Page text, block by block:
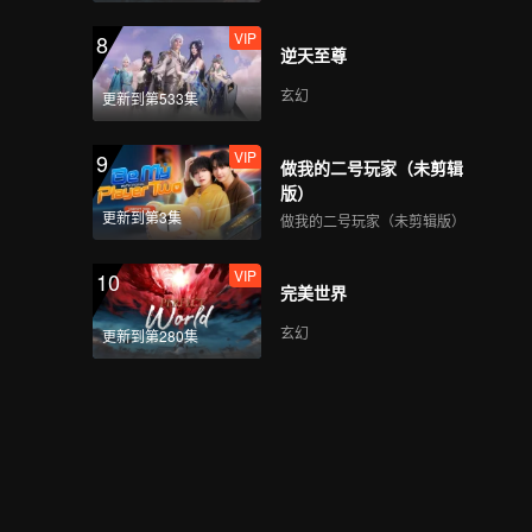
8
更新到第533集
VIP
逆天至尊
玄幻
9
更新到第3集
VIP
做我的二号玩家（未剪辑
版）
做我的二号玩家（未剪辑版）
10
更新到第280集
VIP
完美世界
玄幻